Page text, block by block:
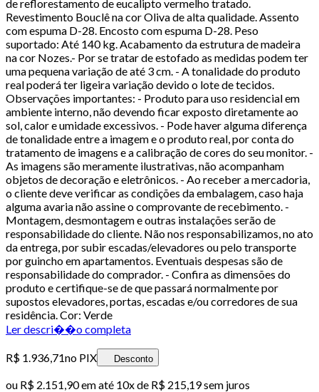
de reflorestamento de eucalipto vermelho tratado.
Revestimento Bouclê na cor Oliva de alta qualidade. Assento
com espuma D-28. Encosto com espuma D-28. Peso
suportado: Até 140 kg. Acabamento da estrutura de madeira
na cor Nozes.- Por se tratar de estofado as medidas podem ter
uma pequena variação de até 3 cm. - A tonalidade do produto
real poderá ter ligeira variação devido o lote de tecidos.
Observações importantes: - Produto para uso residencial em
ambiente interno, não devendo ficar exposto diretamente ao
sol, calor e umidade excessivos. - Pode haver alguma diferença
de tonalidade entre a imagem e o produto real, por conta do
tratamento de imagens e a calibração de cores do seu monitor. -
As imagens são meramente ilustrativas, não acompanham
objetos de decoração e eletrônicos. - Ao receber a mercadoria,
o cliente deve verificar as condições da embalagem, caso haja
alguma avaria não assine o comprovante de recebimento. -
Montagem, desmontagem e outras instalações serão de
responsabilidade do cliente. Não nos responsabilizamos, no ato
da entrega, por subir escadas/elevadores ou pelo transporte
por guincho em apartamentos. Eventuais despesas são de
responsabilidade do comprador. - Confira as dimensões do
produto e certifique-se de que passará normalmente por
supostos elevadores, portas, escadas e/ou corredores de sua
residência. Cor: Verde
Ler descri��o completa
R$ 1.936,71no PIX Desconto
ou R$ 2.151,90em até 10x de R$ 215,19 sem juros